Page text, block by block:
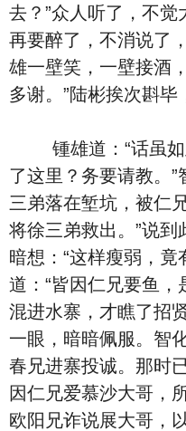
去？”众人听了，不觉
再要醉了，不消说了
雄一壁笑，一壁接酒
多谢。”陆彬挨次斟毕
锺雄道：“话虽如
了这里？务要请教。”
三弟落在堑坑，被仁
将徐三弟救出。”说到
暗想：“这样瘦弱，竟
道：“皆因仁兄要鱼，
混进水寨，才瞧了招
一眼，暗暗佩服。智
春兄进寨投诚。那时
因仁兄爱慕沙大哥，
欧阳兄诈说展大哥，